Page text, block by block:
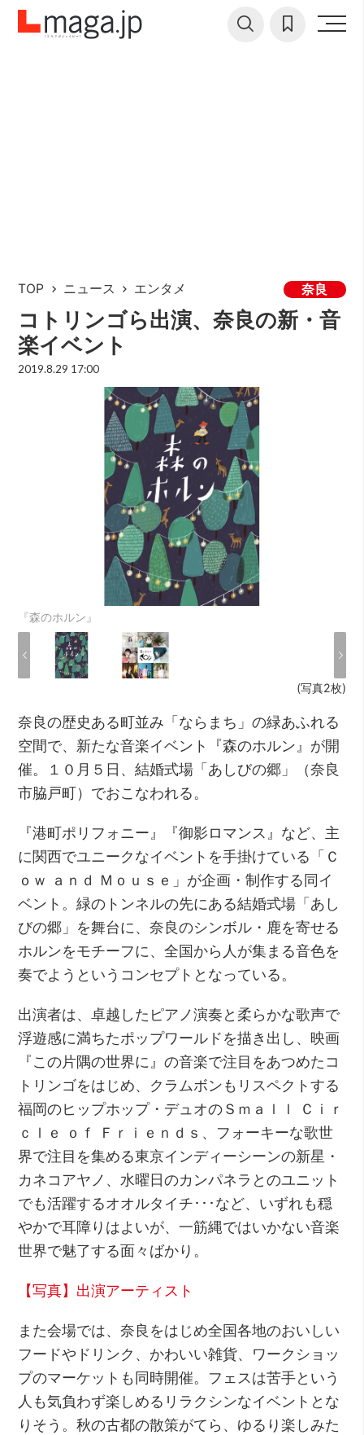
TOP ニュース エンタメ 奈良
コトリンゴら出演、奈良の新・音
楽イベント
2019.8.29 17:00
『森のホルン』
(写真2枚)
奈良の歴史ある町並み「ならまち」の緑あふれる
空間で、新たな音楽イベント『森のホルン』が開
催。１０月５日、結婚式場「あしびの郷」（奈良
市脇戸町）でおこなわれる。
『港町ポリフォニー』『御影ロマンス』など、主
に関西でユニークなイベントを手掛けている「Ｃ
ｏｗ ａｎｄ Ｍｏｕｓｅ」が企画・制作する同イ
ベント。緑のトンネルの先にある結婚式場「あし
びの郷」を舞台に、奈良のシンボル・鹿を寄せる
ホルンをモチーフに、全国から人が集まる音色を
奏でようというコンセプトとなっている。
出演者は、卓越したピアノ演奏と柔らかな歌声で
浮遊感に満ちたポップワールドを描き出し、映画
『この片隅の世界に』の音楽で注目をあつめたコ
トリンゴをはじめ、クラムボンもリスペクトする
福岡のヒップホップ・デュオのＳｍａｌｌ Ｃｉｒ
ｃｌｅ ｏｆ Ｆｒｉｅｎｄｓ、フォーキーな歌世
界で注目を集める東京インディーシーンの新星・
カネコアヤノ、水曜日のカンパネラとのユニット
でも活躍するオオルタイチ･･･など、いずれも穏
やかで耳障りはよいが、一筋縄ではいかない音楽
世界で魅了する面々ばかり。
【写真】出演アーティスト
また会場では、奈良をはじめ全国各地のおいしい
フードやドリンク、かわいい雑貨、ワークショッ
プのマーケットも同時開催。フェスは苦手という
人も気負わず楽しめるリラクシンなイベントとな
りそう。秋の古都の散策がてら、ゆるり楽しみた